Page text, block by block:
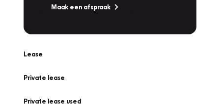
Maak een afspraak
Lease
Private lease
Private lease used